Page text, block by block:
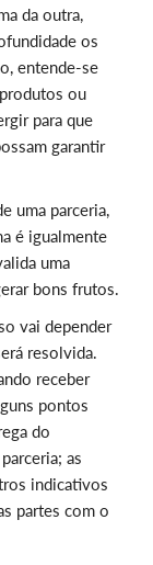
da outra,
os
entende-se
ou
para que
garantir
uma parceria,
é igualmente
uma
bons frutos.
vai depender
resolvida.
receber
pontos
do
as
indicativos
partes com o